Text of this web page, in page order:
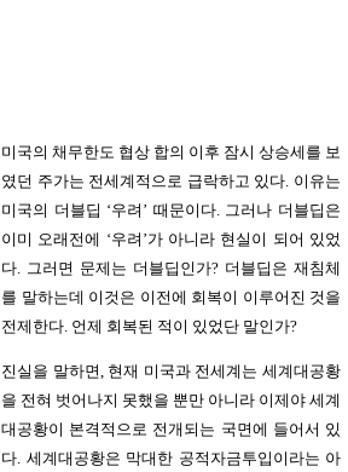
미국의 채무한도 협상 합의 이후 잠시 상승세를 보
였던 주가는 전세계적으로 급락하고 있다. 이유는
미국의 더블딥 ‘우려’ 때문이다. 그러나 더블딥은
이미 오래전에 ‘우려’가 아니라 현실이 되어 있었
다. 그러면 문제는 더블딥인가? 더블딥은 재침체
를 말하는데 이것은 이전에 회복이 이루어진 것을
전제한다. 언제 회복된 적이 있었단 말인가?
진실을 말하면, 현재 미국과 전세계는 세계대공황
을 전혀 벗어나지 못했을 뿐만 아니라 이제야 세계
대공황이 본격적으로 전개되는 국면에 들어서 있
다. 세계대공황은 막대한 공적자금투입이라는 아